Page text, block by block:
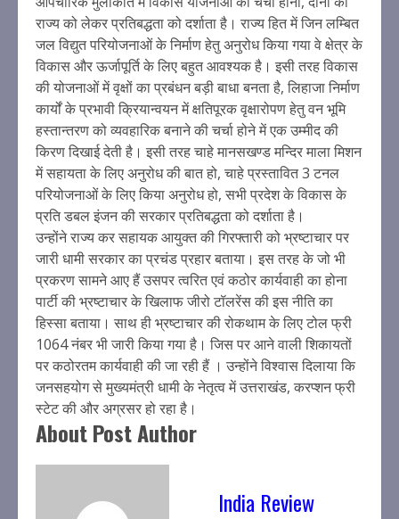
राज्य को लेकर प्रतिबद्धता को दर्शाता है। राज्य हित में जिन लम्बित
जल विद्युत परियोजनाओं के निर्माण हेतु अनुरोध किया गया वे क्षेत्र के
विकास और ऊर्जापूर्ति के लिए बहुत आवश्यक है। इसी तरह विकास
की योजनाओं में वृक्षों का प्रबंधन बड़ी बाधा बनता है, लिहाजा निर्माण
कार्यों के प्रभावी क्रियान्वयन में क्षतिपूरक वृक्षारोपण हेतु वन भूमि
हस्तान्तरण को व्यवहारिक बनाने की चर्चा होने में एक उम्मीद की
किरण दिखाई देती है। इसी तरह चाहे मानसखण्ड मन्दिर माला मिशन
में सहायता के लिए अनुरोध की बात हो, चाहे प्रस्तावित 3 टनल
परियोजनाओं के लिए किया अनुरोध हो, सभी प्रदेश के विकास के
प्रति डबल इंजन की सरकार प्रतिबद्धता को दर्शाता है।
उन्होंने राज्य कर सहायक आयुक्त की गिरफ्तारी को भ्रष्टाचार पर
जारी धामी सरकार का प्रचंड प्रहार बताया। इस तरह के जो भी
प्रकरण सामने आए हैं उसपर त्वरित एवं कठोर कार्यवाही का होना
पार्टी की भ्रष्टाचार के खिलाफ जीरो टॉलरेंस की इस नीति का
हिस्सा बताया। साथ ही भ्रष्टाचार की रोकथाम के लिए टोल फ्री
1064 नंबर भी जारी किया गया है। जिस पर आने वाली शिकायतों
पर कठोरतम कार्यवाही की जा रही हैं । उन्होंने विश्वास दिलाया कि
जनसहयोग से मुख्यमंत्री धामी के नेतृत्व में उत्तराखंड, करप्शन फ्री
स्टेट की और अग्रसर हो रहा है।
About Post Author
India Review